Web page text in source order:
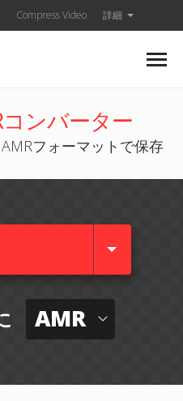
Compress Video 詳細
ンバーター
フォーマットで保存
AMR